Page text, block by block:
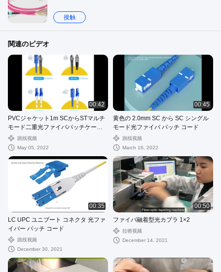
接触
関連のビデオ
00:42
PVCジャケット1m SCからSTマルチ
モード二重光ファイバパッチケーブ
ル
跳线视频
May 05, 2022
00:45
黄色の 2.0mm SC から SC シングル
モード光ファイバ パッチ コード
跳线视频
March 16, 2022
00:35
LC UPC ユニブート コネクタ 光ファ
イバー パッチ コード
跳线视频
December 30, 2021
00:50
ファイバ融着型光カプラ 1×2
拉锥视频
December 14, 2021